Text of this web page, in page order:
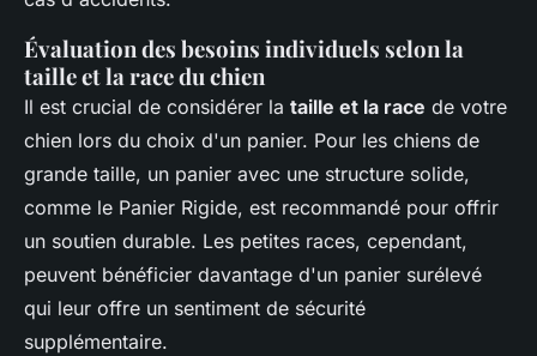
Évaluation des besoins individuels selon la
taille et la race du chien
Il est crucial de considérer la taille et la race de votre
chien lors du choix d'un panier. Pour les chiens de
grande taille, un panier avec une structure solide,
comme le Panier Rigide, est recommandé pour offrir
un soutien durable. Les petites races, cependant,
peuvent bénéficier davantage d'un panier surélevé
qui leur offre un sentiment de sécurité
supplémentaire.